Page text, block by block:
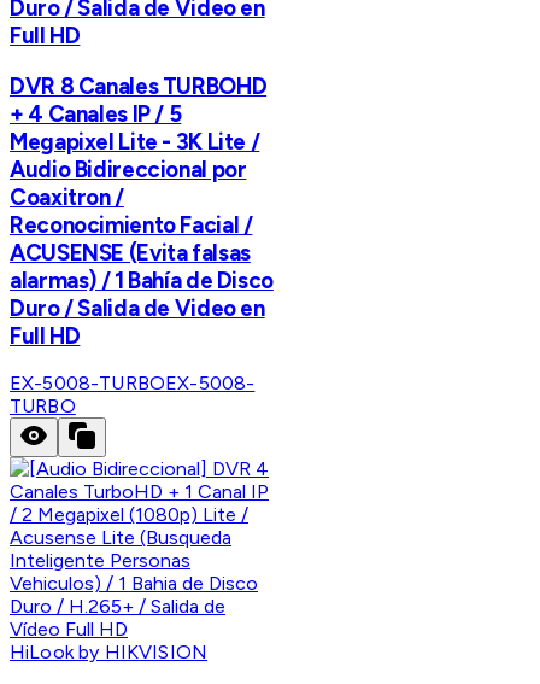
Duro / Salida de Video en
Full HD
DVR 8 Canales TURBOHD
+ 4 Canales IP / 5
Megapixel Lite - 3K Lite /
Audio Bidireccional por
Coaxitron /
Reconocimiento Facial /
ACUSENSE (Evita falsas
alarmas) / 1 Bahía de Disco
Duro / Salida de Video en
Full HD
EX-5008-TURBOEX-5008-
TURBO
HiLook by HIKVISION